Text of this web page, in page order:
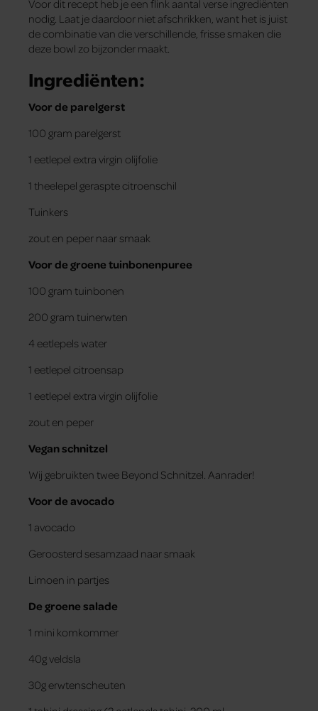
Voor dit recept heb je een flink aantal verse ingrediënten
nodig. Laat je daardoor niet afschrikken, want het is juist
de combinatie van die verschillende, frisse smaken die
deze bowl zo bijzonder maakt.
Ingrediënten:
Voor de parelgerst
100 gram parelgerst
1 eetlepel extra virgin olijfolie
1 theelepel geraspte citroenschil
Tuinkers
zout en peper naar smaak
Voor de groene tuinbonenpuree
100 gram tuinbonen
200 gram tuinerwten
4 eetlepels water
1 eetlepel citroensap
1 eetlepel extra virgin olijfolie
zout en peper
Vegan schnitzel
Wij gebruikten twee Beyond Schnitzel. Aanrader!
Voor de avocado
1 avocado
Geroosterd sesamzaad naar smaak
Limoen in partjes
De groene salade
1 mini komkommer
40g veldsla
30g erwtenscheuten